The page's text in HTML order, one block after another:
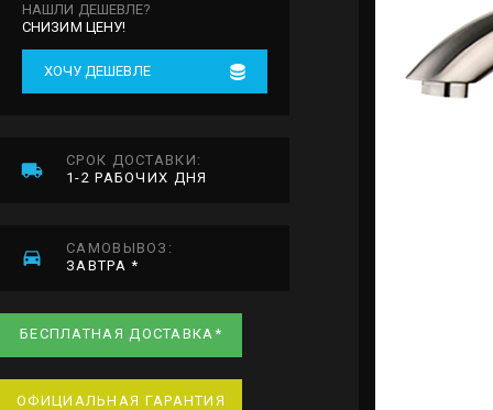
НАШЛИ ДЕШЕВЛЕ?
СНИЗИМ ЦЕНУ!
ХОЧУ ДЕШЕВЛЕ
СРОК ДОСТАВКИ:
1-2 РАБОЧИХ ДНЯ
САМОВЫВОЗ:
ЗАВТРА *
БЕСПЛАТНАЯ ДОСТАВКА*
ОФИЦИАЛЬНАЯ ГАРАНТИЯ